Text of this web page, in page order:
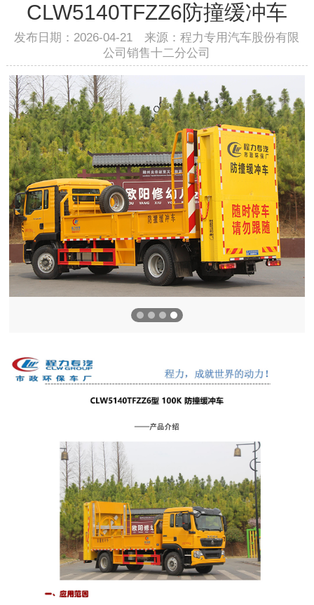
CLW5140TFZZ6防撞缓冲车
发布日期：2026-04-21 来源：程力专用汽车股份有限
公司销售十二分公司